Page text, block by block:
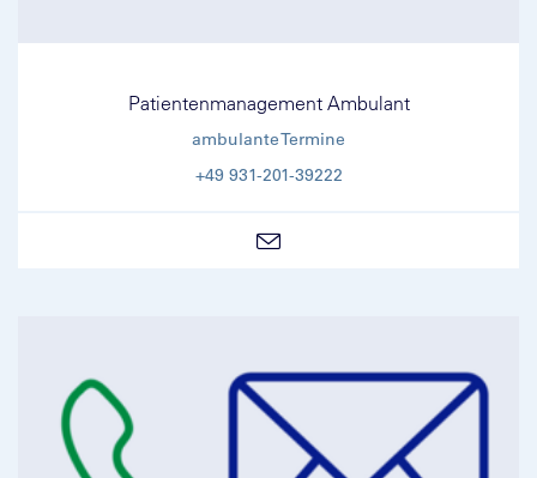
Patientenmanagement Ambulant
ambulante Termine
+49 931-201-39222